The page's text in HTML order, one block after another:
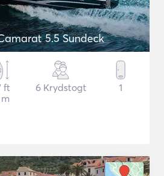
5.5 Sundeck
ft
6 Krydstogt 1